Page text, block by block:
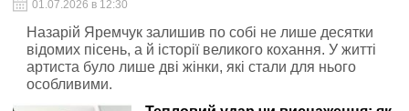
01.07.2026 в 12:30
Назарій Яремчук залишив по собі не лише десятки
відомих пісень, а й історії великого кохання. У житті
артиста було лише дві жінки, які стали для нього
особливими.